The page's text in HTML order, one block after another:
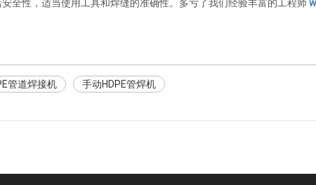
全性，适当使用工具和焊缝的准确性。多亏了我们经验丰富的工程师
管道焊接机 手动HDPE管焊机